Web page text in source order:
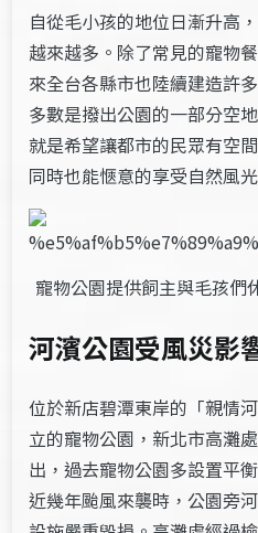
自從毛小孩的地位日漸升高
越來越多。除了常見的寵物
來全台各縣市也陸續建造許
多數是撥出公園的一部分空
就是希望讓都市的民眾有空
同時也能愜意的享受自然風光
寵物公園提供飼主與毛孩
河濱公園受風災影
位於新店碧潭東岸的「親情
立的寵物公園，新北市高灘
出，過去寵物公園多設置平
近幾年颱風來襲時，公園旁